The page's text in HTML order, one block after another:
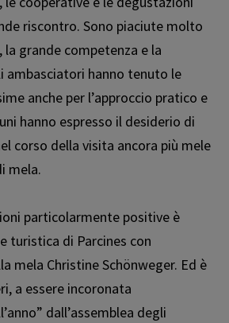
riscontro. Sono piaciute molto
la grande competenza e la
ambasciatori hanno tenuto le
anche per l’approccio pratico e
hanno espresso il desiderio di
corso della visita ancora più mele
mela.
particolarmente positive è
turistica di Parcines con
mela Christine Schönweger. Ed è
a essere incoronata
dall’assemblea degli